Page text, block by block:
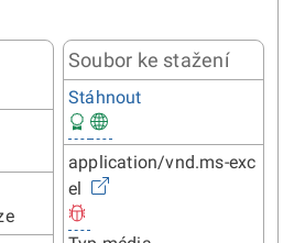
Soubor ke stažení
Stáhnout
application/vnd.ms-exc
el